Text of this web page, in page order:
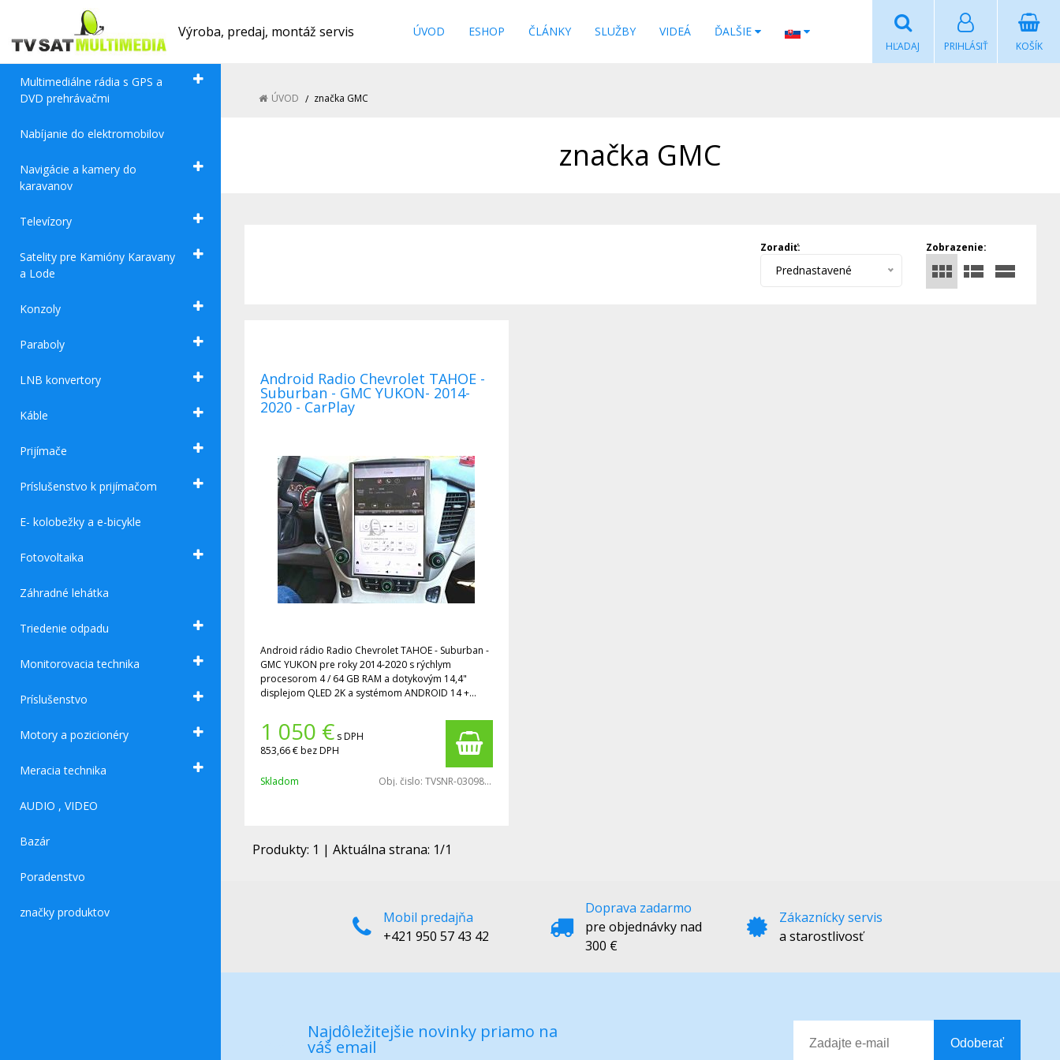
Výroba, predaj, montáž servis ÚVOD ESHOP ČLÁNKY SLUŽBY VIDEÁ ĎALŠIE
KOŠÍK
PRIHLÁSIŤ
HĽADAJ
Multimediálne rádia s GPS a
DVD prehrávačmi
Nabíjanie do elektromobilov
Navigácie a kamery do
karavanov
Televízory
Satelity pre Kamióny Karavany
a Lode
Konzoly
Paraboly
LNB konvertory
Káble
Prijímače
Príslušenstvo k prijímačom
E- kolobežky a e-bicykle
Fotovoltaika
Záhradné lehátka
Triedenie odpadu
Monitorovacia technika
Príslušenstvo
Motory a pozicionéry
Meracia technika
AUDIO , VIDEO
Bazár
Poradenstvo
značky produktov
ÚVOD značka GMC
značka GMC
Zobrazenie:
Zoradiť:
Prednastavené
Android Radio Chevrolet TAHOE -
Suburban - GMC YUKON- 2014-
2020 - CarPlay
Android rádio Radio Chevrolet TAHOE - Suburban -
GMC YUKON pre roky 2014-2020 s rýchlym
procesorom 4 / 64 GB RAM a dotykovým 14,4"
displejom QLED 2K a systémom ANDROID 14 +
1 050 € s DPH
853,66 €bez DPH
Skladom Obj. čislo:TVSNR-03098446
Produkty: 1 | Aktuálna strana: 1/1
Mobil predajňa
+421 950 57 43 42
Doprava zadarmo
pre objednávky nad
300 €
Zákaznícky servis
a starostlivosť
Najdôležitejšie novinky priamo na
váš email Odoberať